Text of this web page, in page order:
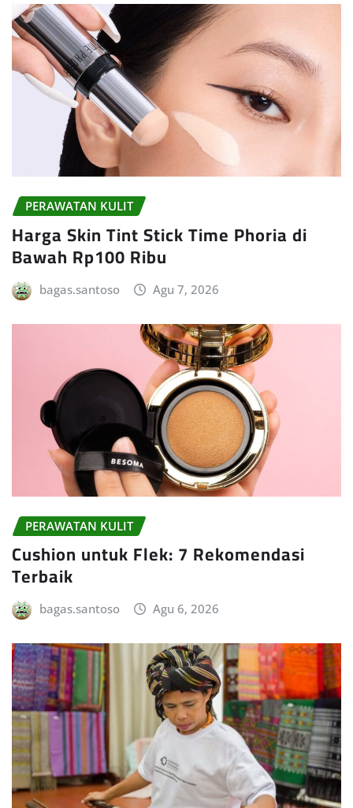
PERAWATAN KULIT
Harga Skin Tint Stick Time Phoria di
Bawah Rp100 Ribu
bagas.santoso Agu 7, 2026
PERAWATAN KULIT
Cushion untuk Flek: 7 Rekomendasi
Terbaik
bagas.santoso Agu 6, 2026